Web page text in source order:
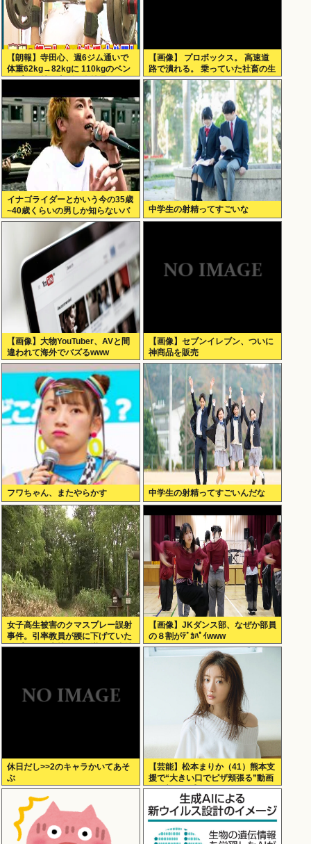
【朗報】寺田心、週6ジム通いで
体重62kg→82kgに 110kgのベン
チプレス持ち上げる姿披露（画像
【画像】 プロボックス。 高速道
路で潰れる。 乗っていた社畜の生
死不明
イナゴライダーとかいう今の35歳
~40歳くらいの男しか知らないバ
ンドwww
中学生の射精ってすごいな
【画像】大物YouTuber、AVと間
違われて海外でバズるwww
【画像】セブンイレブン、ついに
神商品を販売
フワちゃん、またやらかす 中学生の射精ってすごいんだな
女子高生被害のクマスプレー誤射
事件。引率教員が腰に下げていた
スプレーが木枝に引っ掛かり噴射
【画像】JKダンス部、なぜか部員
の８割がﾃﾞｶﾊﾟｲwww
休日だし>>2のキャラかいてあそ
ぶ
【芸能】松本まりか（41）熊本支
援で“大きい口でピザ頬張る”動画
に一部で困惑…“